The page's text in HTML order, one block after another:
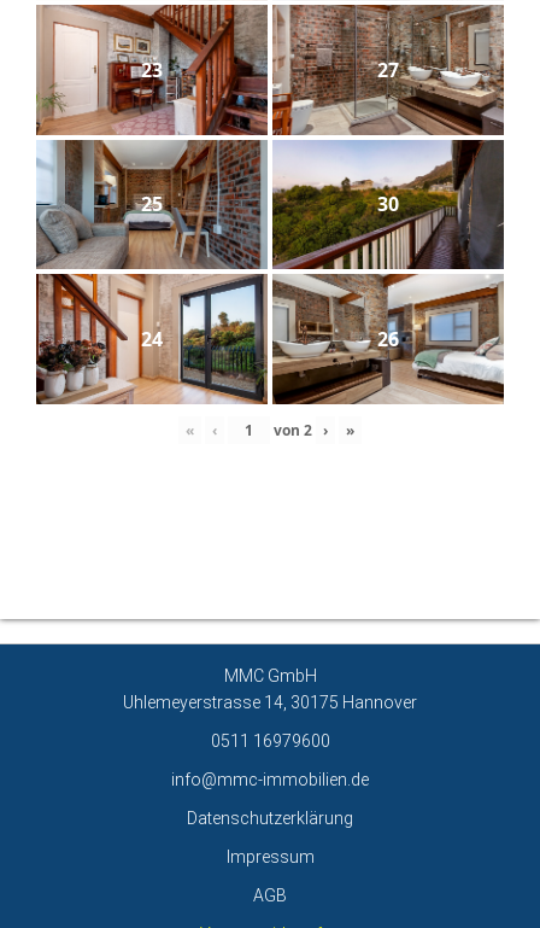
23 27
25 30
24 26
« ‹ von 2 › »
MMC GmbH
Uhlemeyerstrasse 14, 30175 Hannover
0511 16979600
info@mmc-immobilien.de
Datenschutzerklärung
Impressum
AGB